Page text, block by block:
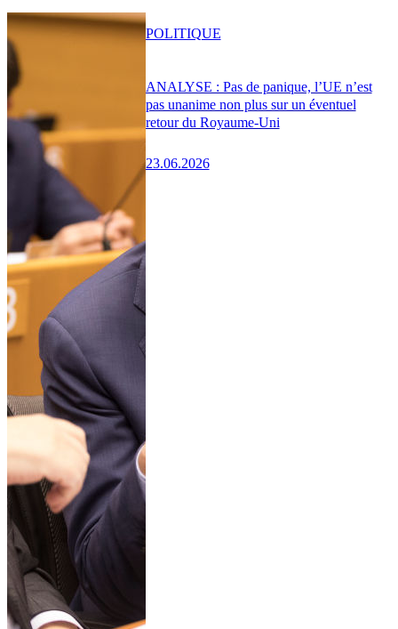
ANALYSE : Pas de panique, l’UE n’est
pas unanime non plus sur un éventuel
retour du Royaume-Uni
23.06.2026
POLITIQUE